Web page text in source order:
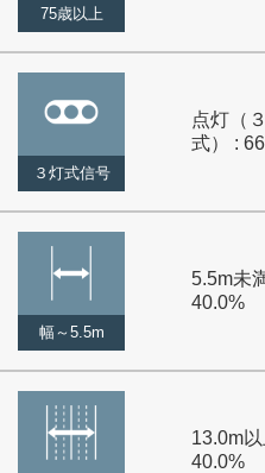
75歳以上
３灯式信号
点灯（
式） :
幅～5.5m
5.5m未
40.0%
13.0m
40.0%